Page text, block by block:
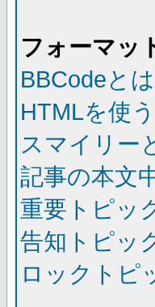
フォーマッ
BBCodeと
HTMLを使
スマイリー
記事の本文
重要トピッ
告知トピッ
ロックトピ